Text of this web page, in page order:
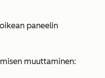
oikean paneelin
muuttaminen: